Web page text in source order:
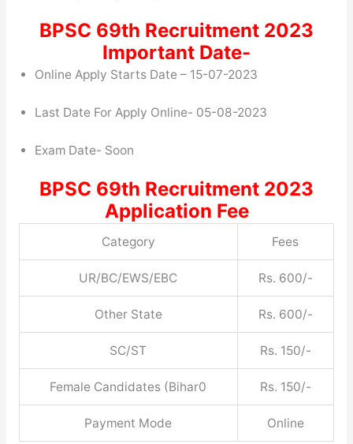
BPSC 69th Recruitment 2023
Important Date-
Online Apply Starts Date – 15-07-2023
Last Date For Apply Online- 05-08-2023
Exam Date- Soon
BPSC 69th Recruitment 2023
Application Fee
Category Fees
UR/BC/EWS/EBC Rs. 600/-
Other State Rs. 600/-
SC/ST Rs. 150/-
Female Candidates (Bihar0 Rs. 150/-
Payment Mode Online